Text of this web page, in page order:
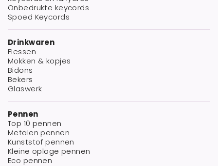
Onbedrukte keycords
Spoed Keycords
Drinkwaren
Flessen
Mokken & kopjes
Bidons
Bekers
Glaswerk
Pennen
Top 10 pennen
Metalen pennen
Kunststof pennen
Kleine oplage pennen
Eco pennen